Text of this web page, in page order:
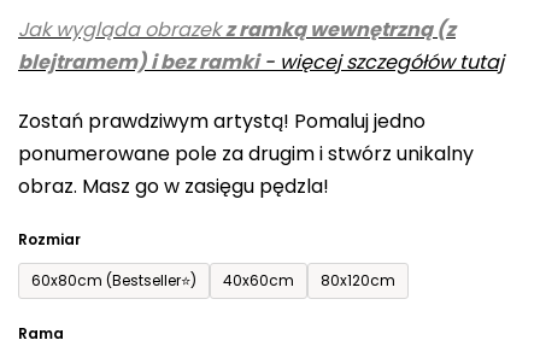
Jak wygląda obrazekz ramką wewnętrzną (z
blejtramem) i bez ramki- więcej szczegółów tutaj
Zostań prawdziwym artystą! Pomaluj jedno
ponumerowane pole za drugim i stwórz unikalny
obraz. Masz go w zasięgu pędzla!
Rozmiar
60x80cm (Bestseller⭐)
40x60cm 80x120cm
Rama
produktu
wynosi
na
5
gwiazdek.